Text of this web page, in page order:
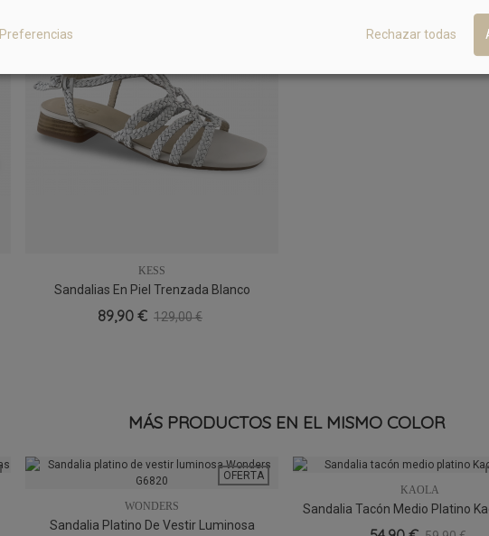
37 39
KESS
Sandalias En Piel Trenzada Blanco
89,90 € 129,00 €
Sandalia En Piel Nude De Tacón
Mujer
69,90 €
MÁS PRODUCTOS EN EL MISMO COLOR
OFERTA
36 37 38 41
WONDERS
Sandalia Platino De Vestir Luminosa
36 37 38 39
KAOLA
Sandalia Tacón Medio Platino
Preferencias Rechazar todas